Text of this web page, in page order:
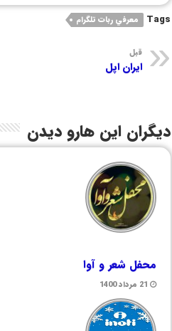
Tags معرفي ربات تلگرام
قبل
ایران اپل
دیگران این هارو دیدن
محفل شعر و آوا
21 مرداد 1400